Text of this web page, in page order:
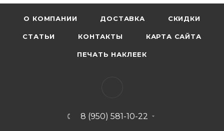
О КОМПАНИИ ДОСТАВКА СКИДКИ
СТАТЬИ КОНТАКТЫ КАРТА САЙТА
ПЕЧАТЬ НАКЛЕЕК
8 (950) 581-10-22